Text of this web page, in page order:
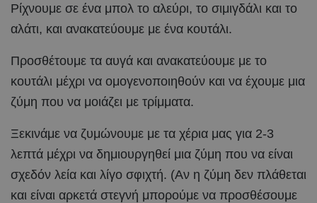
Ρίχνουμε σε ένα μπολ το αλεύρι, το σιμιγδάλι και το
αλάτι, και ανακατεύουμε με ένα κουτάλι.
Προσθέτουμε τα αυγά και ανακατεύουμε με το
κουτάλι μέχρι να ομογενοποιηθούν και να έχουμε μια
ζύμη που να μοιάζει με τρίμματα.
Ξεκινάμε να ζυμώνουμε με τα χέρια μας για 2-3
λεπτά μέχρι να δημιουργηθεί μια ζύμη που να είναι
σχεδόν λεία και λίγο σφιχτή. (Αν η ζύμη δεν πλάθεται
και είναι αρκετά στεγνή μπορούμε να προσθέσουμε